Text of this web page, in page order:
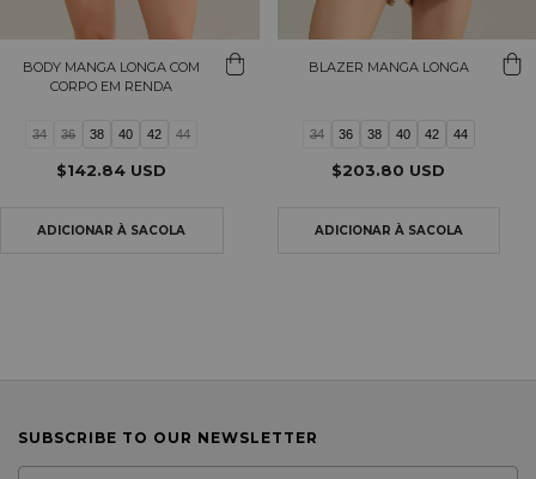
BODY MANGA LONGA COM
CORPO EM RENDA
34 36 38 40 42 44
$142.84 USD
BLAZER MANGA LONGA
34 36 38 40 42 44
$203.80 USD
SUBSCRIBE TO OUR NEWSLETTER